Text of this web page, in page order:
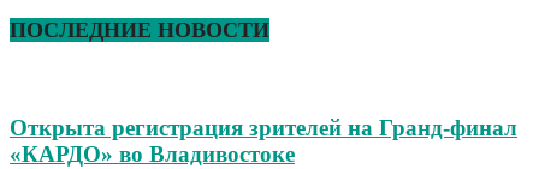
ПОСЛЕДНИЕ НОВОСТИ
Открыта регистрация зрителей на Гранд-финал
«КАРДО» во Владивостоке